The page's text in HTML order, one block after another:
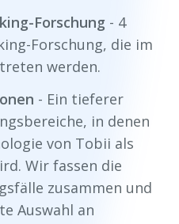
Forschung - 4
Forschung, die im
werden.
- Ein tieferer
in denen
von Tobii als
Wir fassen die
zusammen und
Auswahl an